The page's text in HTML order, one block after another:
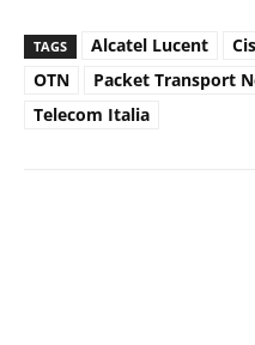
TAGS Alcatel Lucent
OTN
Packet Transport
Telecom Italia